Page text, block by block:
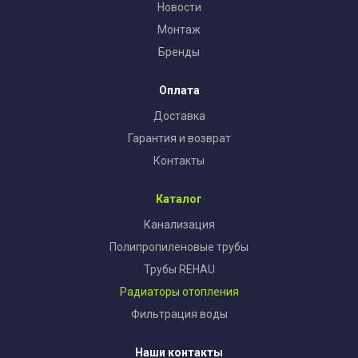
Новости
Монтаж
Бренды
Оплата
Доставка
Гарантия и возврат
Контакты
Каталог
Канализация
Полипропиленовые трубы
Трубы REHAU
Радиаторы отопления
Фильтрация воды
Наши контакты